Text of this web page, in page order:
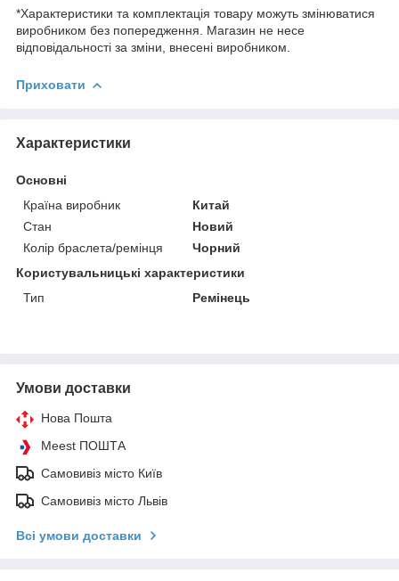
*Характеристики та комплектація товару можуть змінюватися
виробником без попередження. Магазин не несе
відповідальності за зміни, внесені виробником.
Приховати
Характеристики
Основні
Країна виробник
Китай
Стан
Новий
Колір браслета/ремінця
Чорний
Користувальницькі характеристики
Тип
Ремінець
Умови доставки
Нова Пошта
Meest ПОШТА
Самовивіз місто Київ
Самовивіз місто Львів
Всі умови доставки